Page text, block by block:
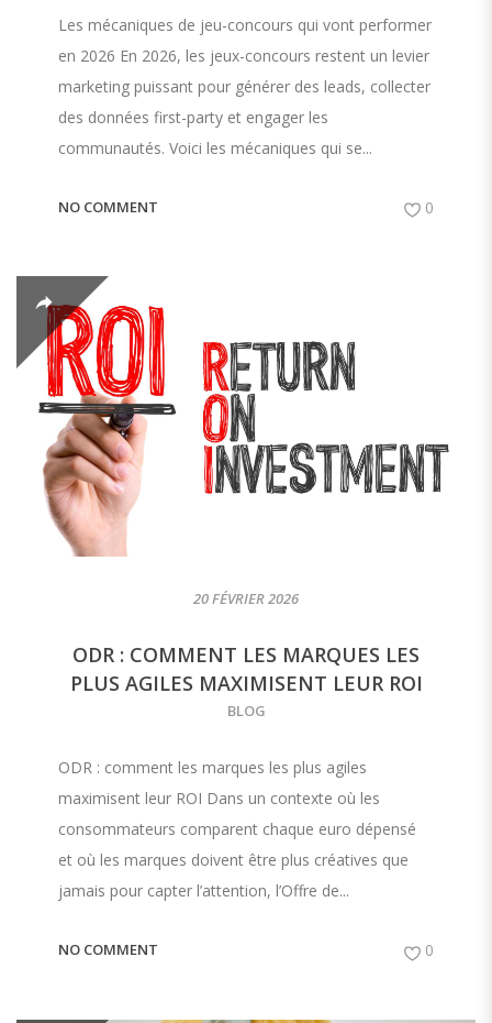
Les mécaniques de jeu-concours qui vont performer
en 2026 En 2026, les jeux-concours restent un levier
marketing puissant pour générer des leads, collecter
des données first-party et engager les
communautés. Voici les mécaniques qui se...
NO COMMENT 0
20 FÉVRIER 2026
ODR : COMMENT LES MARQUES LES
PLUS AGILES MAXIMISENT LEUR ROI
BLOG
ODR : comment les marques les plus agiles
maximisent leur ROI Dans un contexte où les
consommateurs comparent chaque euro dépensé
et où les marques doivent être plus créatives que
jamais pour capter l’attention, l’Offre de...
NO COMMENT 0